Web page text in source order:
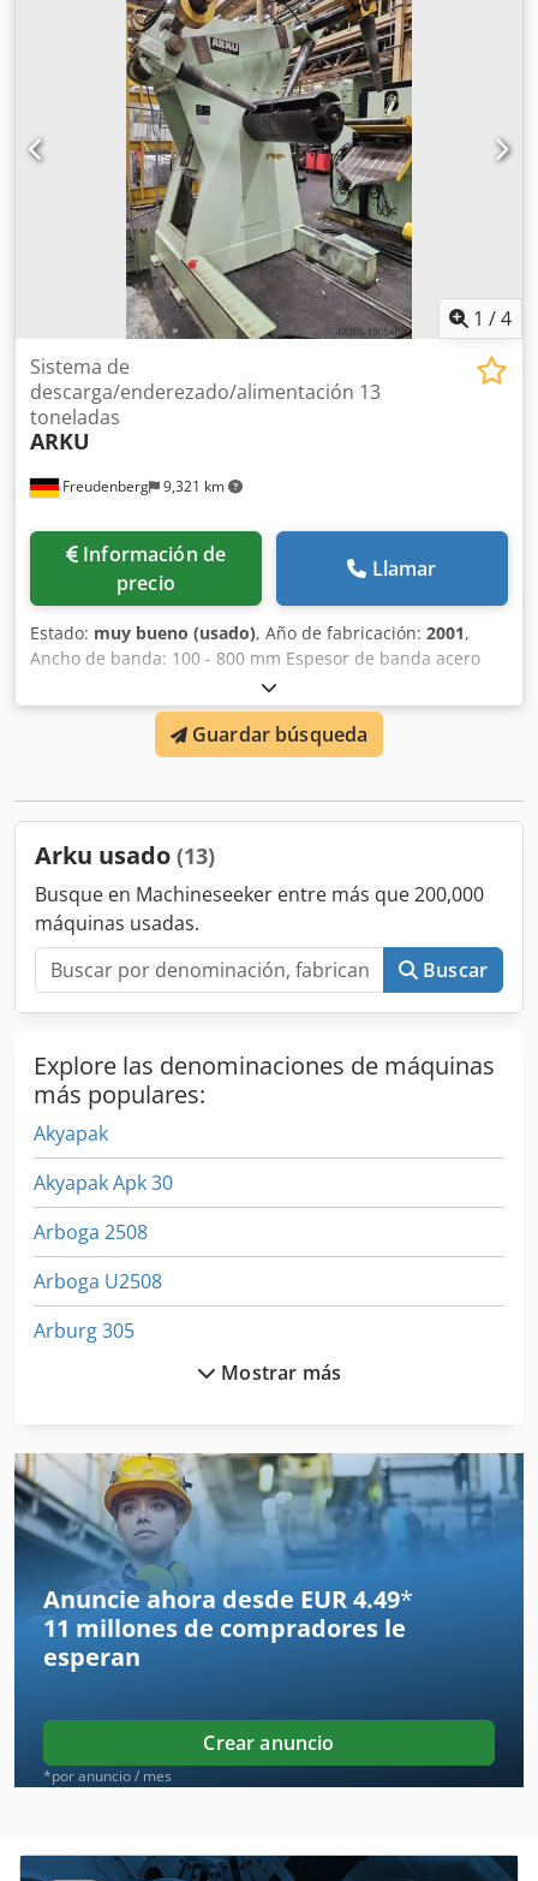
bobina: máx. 2.000 mm Año de fabricación: 2001
1 /4
Freudenberg 9,321 km
Sistema de
descarga/enderezado/alimentación 13
toneladas
ARKU
Información de
precio
Llamar
Estado: muy bueno (usado), Año de fabricación: 2001,
Ancho de banda: 100 - 800 mm Espesor de banda acero
(aluminio): 0,8 - 4 (7) mm Material de referencia
(resistencia a la tracción): 600 N/mm² Peso del rollo: máx.
13 t Dksdpernq Ufsfx Algor Diámetro exterior del rollo:
máx. 2.000 mm Año de fabricación: 2001
Guardar búsqueda
Arku usado (13)
Busque en Machineseeker entre más que 200,000
máquinas usadas.
Buscar
Explore las denominaciones de máquinas
más populares:
Akyapak
Akyapak Apk 30
Arboga 2508
Arboga U2508
Arburg 305
Bruderer
Decoiler
Edelhoff
Ehlers
Elektra Beckum Kgt
Ensobradora Kern
Erba Titan
Mostrar más
Anuncie ahora desde EUR 4.49*
11 millones de compradores le
esperan
Crear anuncio
*por anuncio / mes